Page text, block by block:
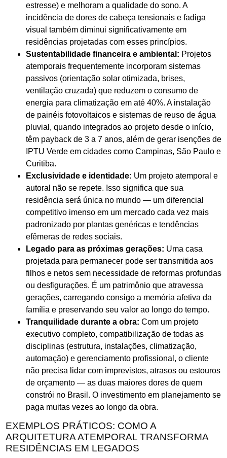
estresse) e melhoram a qualidade do sono. A
incidência de dores de cabeça tensionais e fadiga
visual também diminui significativamente em
residências projetadas com esses princípios.
Sustentabilidade financeira e ambiental: Projetos
atemporais frequentemente incorporam sistemas
passivos (orientação solar otimizada, brises,
ventilação cruzada) que reduzem o consumo de
energia para climatização em até 40%. A instalação
de painéis fotovoltaicos e sistemas de reuso de água
pluvial, quando integrados ao projeto desde o início,
têm payback de 3 a 7 anos, além de gerar isenções de
IPTU Verde em cidades como Campinas, São Paulo e
Curitiba.
Exclusividade e identidade: Um projeto atemporal e
autoral não se repete. Isso significa que sua
residência será única no mundo — um diferencial
competitivo imenso em um mercado cada vez mais
padronizado por plantas genéricas e tendências
efêmeras de redes sociais.
Legado para as próximas gerações: Uma casa
projetada para permanecer pode ser transmitida aos
filhos e netos sem necessidade de reformas profundas
ou desfigurações. É um patrimônio que atravessa
gerações, carregando consigo a memória afetiva da
família e preservando seu valor ao longo do tempo.
Tranquilidade durante a obra: Com um projeto
executivo completo, compatibilização de todas as
disciplinas (estrutura, instalações, climatização,
automação) e gerenciamento profissional, o cliente
não precisa lidar com imprevistos, atrasos ou estouros
de orçamento — as duas maiores dores de quem
constrói no Brasil. O investimento em planejamento se
paga muitas vezes ao longo da obra.
EXEMPLOS PRÁTICOS: COMO A
ARQUITETURA ATEMPORAL TRANSFORMA
RESIDÊNCIAS EM LEGADOS